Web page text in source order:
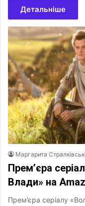
Детальніше
Маргарита
Прем’єра
Влади» на
Прем’єра серіалу